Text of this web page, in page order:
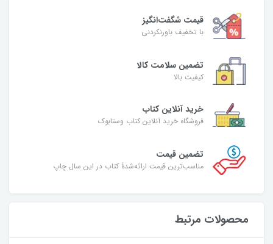
قیمت شگفت‌انگیز
با تخفیف باورنکردنی
تضمین سلامت کالا
کیفیت بالا
خرید آنلاین کتاب
فروشگاه خرید آنلاین کتاب وستابوک
تضمین قیمت
مناسب‌ترین قیمت ارائه‌شدۀ کتاب در این سال چاپ
محصولات مرتبط